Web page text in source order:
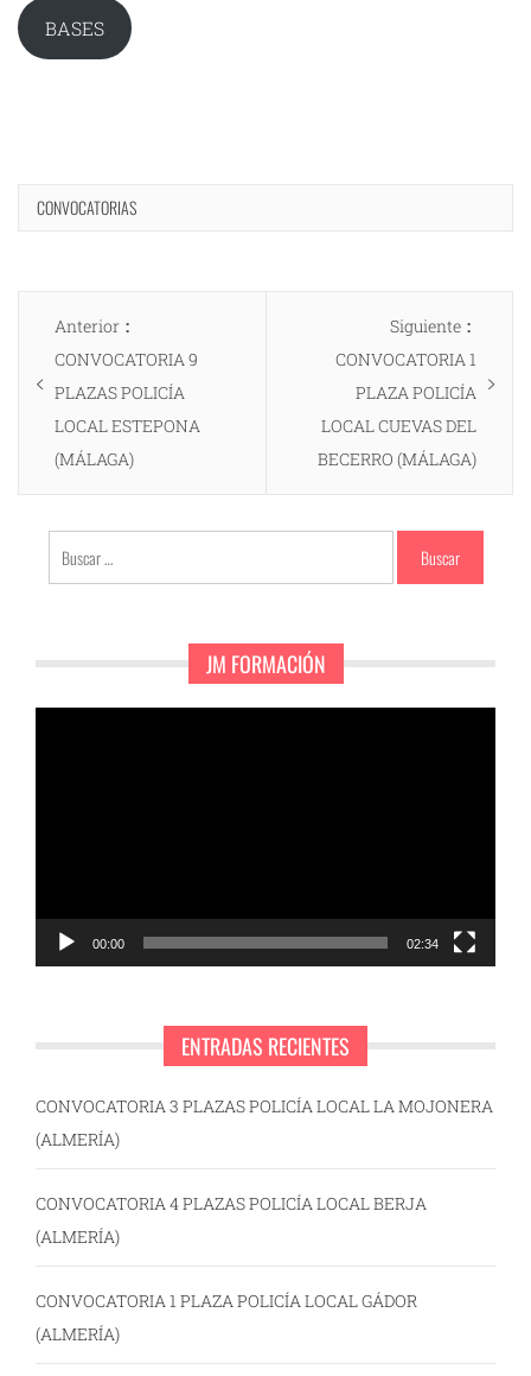
BASES
CONVOCATORIAS
Navegación
entradas
Anterior
anterior:
CONVOCATORIA 9
PLAZAS POLICÍA
LOCAL ESTEPONA
(MÁLAGA)
Siguiente
CONVOCATORIA 1
PLAZA POLICÍA
LOCAL CUEVAS DEL
BECERRO (MÁLAGA)
Buscar:
JM FORMACIÓN
00:00 02:34
ENTRADAS RECIENTES
CONVOCATORIA 3 PLAZAS POLICÍA LOCAL LA MOJONERA
(ALMERÍA)
CONVOCATORIA 4 PLAZAS POLICÍA LOCAL BERJA
(ALMERÍA)
CONVOCATORIA 1 PLAZA POLICÍA LOCAL GÁDOR
(ALMERÍA)